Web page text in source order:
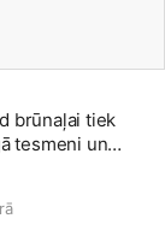
brūnaļai tiek
tesmeni un